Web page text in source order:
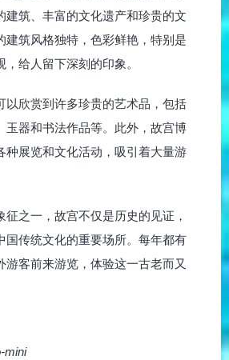
建筑、丰富的文化遗产和珍贵的文
建筑风格独特，色彩鲜艳，特别是
给人留下深刻的印象。
以欣赏到许多珍贵的艺术品，包括
玉器和书法作品等。此外，故宫博
种展览和文化活动，吸引着大量游
征之一，故宫不仅是历史的见证，
国传统文化的重要场所。每年都有
游客前来游览，体验这一古老而又
mini